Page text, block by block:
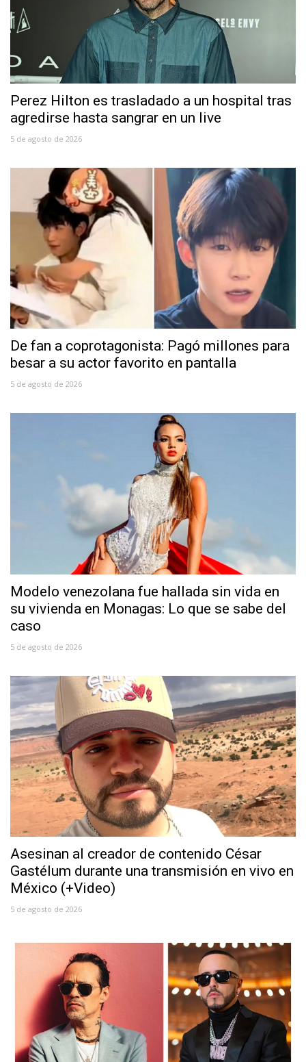
Perez Hilton es trasladado a un hospital tras
agredirse hasta sangrar en un live
5 de agosto de 2026
De fan a coprotagonista: Pagó millones para
besar a su actor favorito en pantalla
5 de agosto de 2026
Modelo venezolana fue hallada sin vida en
su vivienda en Monagas: Lo que se sabe del
caso
5 de agosto de 2026
Asesinan al creador de contenido César
Gastélum durante una transmisión en vivo en
México (+Video)
5 de agosto de 2026